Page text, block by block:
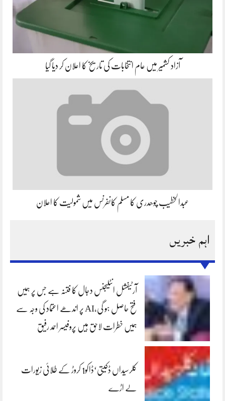
آزاد کشمیر میں عام انتخابات کی تاریخ کا اعلان کر دیا گیا
عبدالخطیب چوھدری کا مسلم کانفرنس میں شمولیت کا اعلان
اہم خبریں
آرٹیفشل انٹلیجنس دجال کا فتنہ ہے جس پر ہمیں
فتح حاصل ہو گی،AI پر اندھے اعتماد کی وجہ سے
ہمیں خطرات لاحق ہیں پروفیسر احمد رفیق
کلرسیداں ڈکیتی‘ڈاکو1 کروڑ کے طلائی زیورات
لے اڑے